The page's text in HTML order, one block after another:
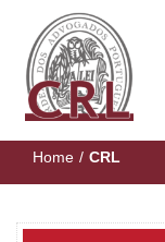
Home / CRL